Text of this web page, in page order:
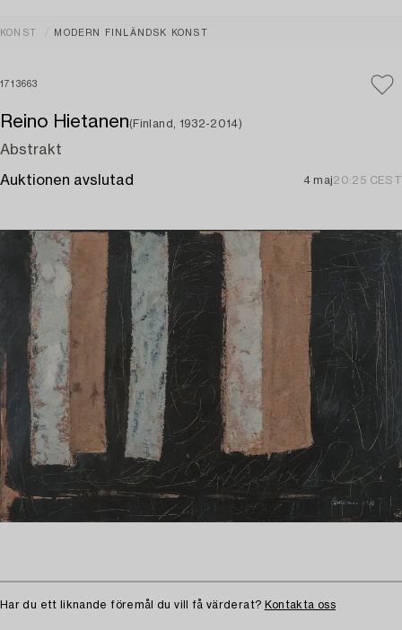
KONST MODERN FINLÄNDSK KONST
1713663
Reino Hietanen(Finland, 1932-2014)
Abstrakt
Auktionen avslutad 4 maj20:25 CEST
Har du ett liknande föremål du vill få värderat? Kontakta oss